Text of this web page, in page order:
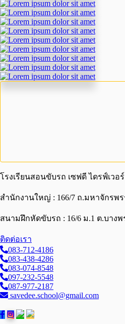
โรงเรียนสอนขับรถ เซฟดี ไดรฟ์เวอร์
สำนักงานใหญ่ : 166/7 ถ.มหาจักรพร
สนามฝึกหัดขับรถ : 16/6 ม.1 ต.บางพ
ติดต่อเรา
083-712-4186
083-438-4286
083-074-8548
097-232-5548
087-977-2187
savedee.school@gmail.com